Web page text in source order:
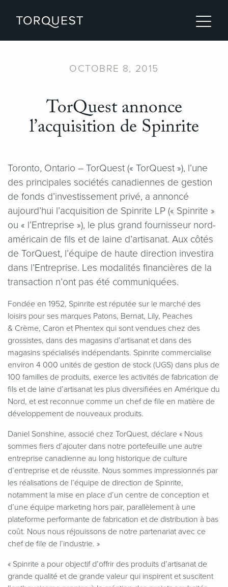
OCTOBRE 8, 2015
TorQuest annonce
l’acquisition de Spinrite
Toronto, Ontario – TorQuest (« TorQuest »), l’une
des principales sociétés canadiennes de gestion
de fonds d’investissement privé, a annoncé
aujourd’hui l’acquisition de Spinrite LP (« Spinrite »
ou « l’Entreprise »), le plus grand fournisseur nord-
américain de fils et de laine d’artisanat. Aux côtés
de TorQuest, l’équipe de haute direction investira
dans l’Entreprise. Les modalités financières de la
transaction n’ont pas été communiquées.
Fondée en 1952, Spinrite est réputée sur le marché des
loisirs pour ses marques Patons, Bernat, Lily, Peaches
& Crème, Caron et Phentex qui sont vendues chez des
grossistes, dans des magasins d’artisanat et dans des
magasins spécialisés indépendants. Spinrite commercialise
environ 4 000 unités de gestion de stock (UGS) dans plus de
100 familles de produits, exerce les activités de fabrication de
fils et de laine d’artisanat les plus diversifiées en Amérique du
Nord, et est reconnue comme un chef de file en matière de
développement de nouveaux produits.
Daniel Sonshine, associé chez TorQuest, déclare « Nous
sommes fiers d’ajouter dans notre portefeuille une autre
entreprise canadienne au long historique de culture
d’entreprise et de réussite. Nous sommes impressionnés par
les réalisations de l’équipe de direction de Spinrite,
notamment la mise en place d’un centre de conception et
d’une équipe marketing hors pair, parallèlement à une
plateforme performante de fabrication et de distribution à bas
coût. Nous nous réjouissons de notre partenariat avec ce
chef de file de l’industrie. »
« Spinrite a pour objectif d’offrir des produits d’artisanat de
grande qualité et de grande valeur qui inspirent et suscitent